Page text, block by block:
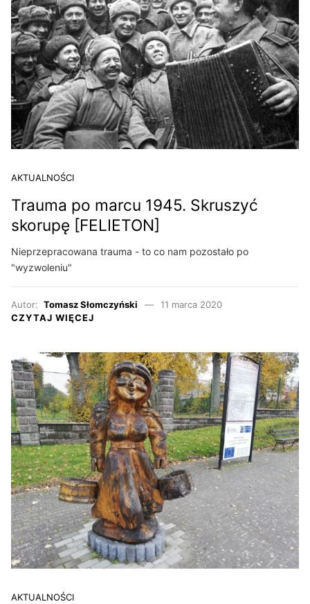
AKTUALNOŚCI
Trauma po marcu 1945. Skruszyć
skorupę [FELIETON]
Nieprzepracowana trauma - to co nam pozostało po
"wyzwoleniu"
Autor: Tomasz Słomczyński
11 marca 2020
CZYTAJ WIĘCEJ
AKTUALNOŚCI